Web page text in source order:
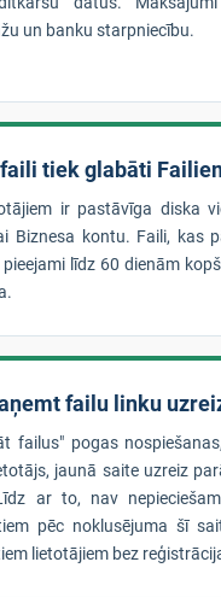
un banku starpniecību.
tiek glabāti
ir pastāvīga diska
Biznesa kontu. Faili, kas
līdz 60 dienām
failu linku
failus" pogas
jaunā saite uzreiz
ar to, nav
pēc noklusējuma šī
lietotājiem bez